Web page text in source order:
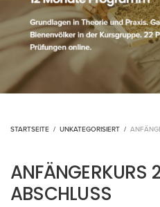
STARTSEITE / UNKATEGORISIERT /
ABSCHLUSS